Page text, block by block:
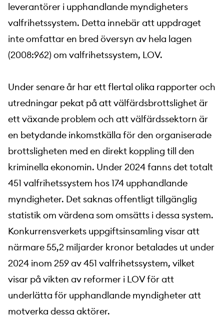
leverantörer i upphandlande myndigheters
valfrihetssystem. Detta innebär att uppdraget
inte omfattar en bred översyn av hela lagen
(2008:962) om valfrihetssystem, LOV.
Under senare år har ett flertal olika rapporter och
utredningar pekat på att välfärdsbrottslighet är
ett växande problem och att välfärdssektorn är
en betydande inkomstkälla för den organiserade
brottsligheten med en direkt koppling till den
kriminella ekonomin. Under 2024 fanns det totalt
451 valfrihetssystem hos 174 upphandlande
myndigheter. Det saknas offentligt tillgänglig
statistik om värdena som omsätts i dessa system.
Konkurrensverkets uppgiftsinsamling visar att
närmare 55,2 miljarder kronor betalades ut under
2024 inom 259 av 451 valfrihetssystem, vilket
visar på vikten av reformer i LOV för att
underlätta för upphandlande myndigheter att
motverka dessa aktörer.